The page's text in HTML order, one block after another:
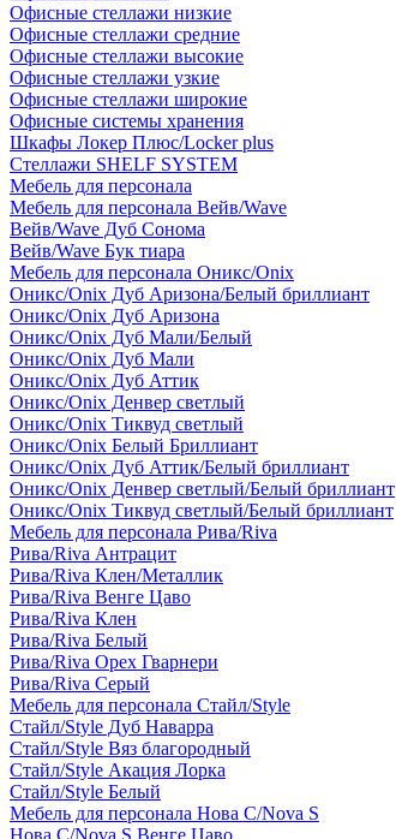
Офисные стеллажи низкие
Офисные стеллажи средние
Офисные стеллажи высокие
Офисные стеллажи узкие
Офисные стеллажи широкие
Офисные системы хранения
Шкафы Локер Плюс/Locker plus
Стеллажи SHELF SYSTEM
Мебель для персонала
Мебель для персонала Вейв/Wave
Вейв/Wave Дуб Сонома
Вейв/Wave Бук тиара
Мебель для персонала Оникс/Onix
Оникс/Onix Дуб Аризона/Белый бриллиант
Оникс/Onix Дуб Аризона
Оникс/Onix Дуб Мали/Белый
Оникс/Onix Дуб Мали
Оникс/Onix Дуб Аттик
Оникс/Onix Денвер светлый
Оникс/Onix Тиквуд светлый
Оникс/Onix Белый Бриллиант
Оникс/Onix Дуб Аттик/Белый бриллиант
Оникс/Onix Денвер светлый/Белый бриллиант
Оникс/Onix Тиквуд светлый/Белый бриллиант
Мебель для персонала Рива/Riva
Рива/Riva Антрацит
Рива/Riva Клен/Металлик
Рива/Riva Венге Цаво
Рива/Riva Клен
Рива/Riva Белый
Рива/Riva Орех Гварнери
Рива/Riva Серый
Мебель для персонала Стайл/Style
Стайл/Style Дуб Наварра
Стайл/Style Вяз благородный
Стайл/Style Акация Лорка
Стайл/Style Белый
Мебель для персонала Нова С/Nova S
Нова С/Nova S Венге Цаво